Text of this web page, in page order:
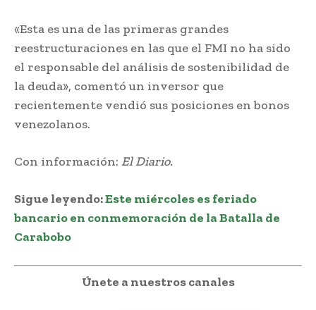
«Esta es una de las primeras grandes
reestructuraciones en las que el FMI no ha sido
el responsable del análisis de sostenibilidad de
la deuda», comentó un inversor que
recientemente vendió sus posiciones en bonos
venezolanos.
Con información: El Diario.
Sigue leyendo:Este miércoles es feriado
bancario en conmemoración de la Batalla de
Carabobo
Únete a nuestros canales